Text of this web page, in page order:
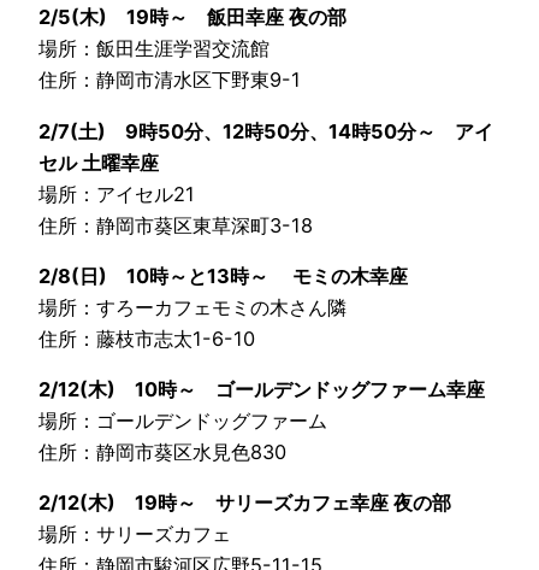
2/5(木) 19時～ 飯田幸座 夜の部
場所：飯田生涯学習交流館
住所：静岡市清水区下野東9-1
2/7(土) 9時50分、12時50分、14時50分～ アイ
セル 土曜幸座
場所：アイセル21
住所：静岡市葵区東草深町3-18
2/8(日) 10時～と13時～ モミの木幸座
場所：すろーカフェモミの木さん隣
住所：藤枝市志太1-6-10
2/12(木) 10時～ ゴールデンドッグファーム幸座
場所：ゴールデンドッグファーム
住所：静岡市葵区水見色830
2/12(木) 19時～ サリーズカフェ幸座 夜の部
場所：サリーズカフェ